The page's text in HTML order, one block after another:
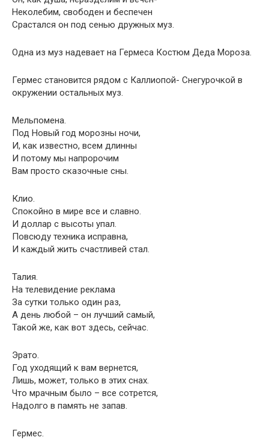
Неколебим, свободен и беспечен
Срастался он под сенью дружных муз.
Одна из муз надевает на Гермеса Костюм Деда Мороза.
Гермес становится рядом с Каллиопой- Снегурочкой в
окружении остальных муз.
Мельпомена.
Под Новый год морозны ночи,
И, как известно, всем длинны
И потому мы напророчим
Вам просто сказочные сны.
Клио.
Спокойно в мире все и славно.
И доллар с высоты упал.
Повсюду техника исправна,
И каждый жить счастливей стал.
Талия.
На телевидение реклама
За сутки только один раз,
А день любой – он лучший самый,
Такой же, как вот здесь, сейчас.
Эрато.
Год уходящий к вам вернется,
Лишь, может, только в этих снах.
Что мрачным было – все сотрется,
Надолго в память не запав.
Гермес.